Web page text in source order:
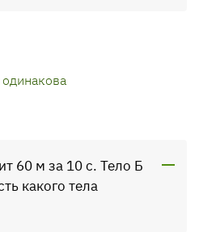
60 м за 10 с. Тело Б
какого тела